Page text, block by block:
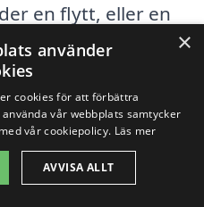
en flytt, eller en
företagets
i
somÖrebro,
,Hällefors, och
×
använder
cookies för att förbättra
vår webbplats samtycker
vår cookiepolicy. Läs mer
AVVISA ALLT